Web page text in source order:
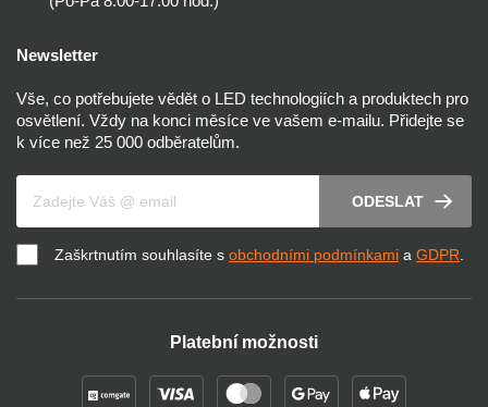
Newsletter
Vše, co potřebujete vědět o LED technologiích a produktech pro
osvětlení. Vždy na konci měsíce ve vašem e-mailu. Přidejte se
k více než 25 000 odběratelům.
ODESLAT
Zaškrtnutím souhlasíte s obchodními podmínkami a GDPR.
Platební možnosti